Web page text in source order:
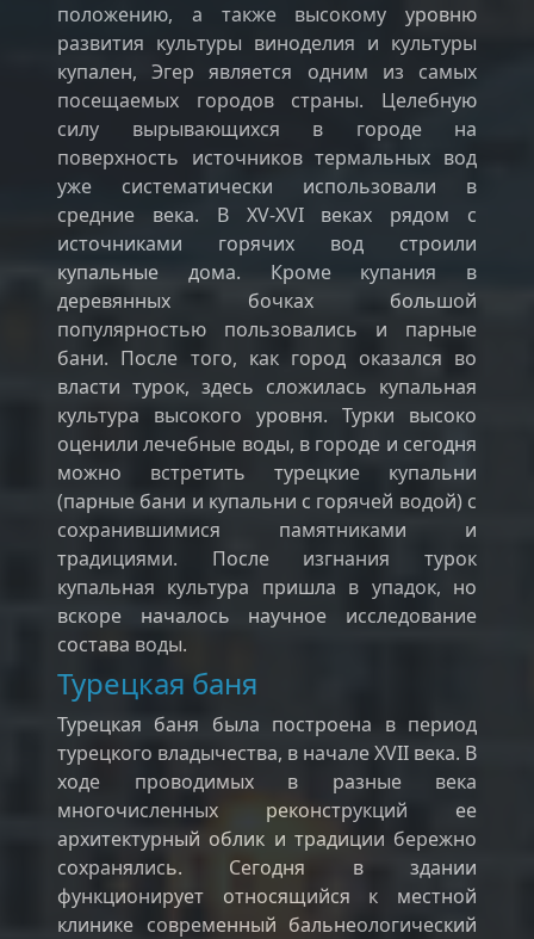
положению, а также высокому уровню
развития культуры виноделия и культуры
купален, Эгер является одним из самых
посещаемых городов страны. Целебную
силу вырывающихся в городе на
поверхность источников термальных вод
уже систематически использовали в
средние века. В XV-XVI веках рядом с
источниками горячих вод строили
купальные дома. Кроме купания в
деревянных бочках большой
популярностью пользовались и парные
бани. После того, как город оказался во
власти турок, здесь сложилась купальная
культура высокого уровня. Турки высоко
оценили лечебные воды, в городе и сегодня
можно встретить турецкие купальни
(парные бани и купальни с горячей водой) с
сохранившимися памятниками и
традициями. После изгнания турок
купальная культура пришла в упадок, но
вскоре началось научное исследование
состава воды.
Турецкая баня
Турецкая баня была построена в период
турецкого владычества, в начале XVII века. В
ходе проводимых в разные века
многочисленных реконструкций ее
архитектурный облик и традиции бережно
сохранялись. Сегодня в здании
функционирует относящийся к местной
клинике современный бальнеологический